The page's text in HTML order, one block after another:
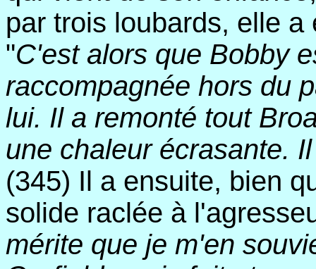
par trois loubards, elle
"C'est alors que Bobby
raccompagnée hors du
lui. Il a remonté tout
une chaleur écrasante.
(345) Il a ensuite, bien
solide raclée à
mérite que je m'en